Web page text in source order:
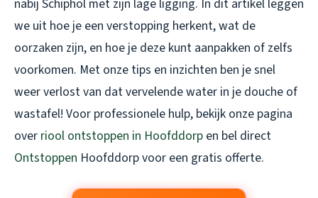
nabij Schiphol met zijn lage ligging. In dit artikel leggen
we uit hoe je een verstopping herkent, wat de
oorzaken zijn, en hoe je deze kunt aanpakken of zelfs
voorkomen. Met onze tips en inzichten ben je snel
weer verlost van dat vervelende water in je douche of
wastafel! Voor professionele hulp, bekijk onze pagina
over riool ontstoppen in Hoofddorp en bel direct
Ontstoppen Hoofddorp voor een gratis offerte.